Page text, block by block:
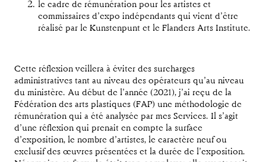
le cadre de rémunération pour les artistes et
commissaires d’expo indépendants qui vient d’être
réalisé par le Kunstenpunt et le Flanders Arts Institute.
Cette réflexion veillera à éviter des surcharges
administratives tant au niveau des opérateurs qu’au niveau
du ministère. Au début de l’année (2021), j’ai reçu de la
Fédération des arts plastiques (FAP) une méthodologie de
rémunération qui a été analysée par mes Services. Il s’agit
d’une réflexion qui prenait en compte la surface
d’exposition, le nombre d’artistes, le caractère neuf ou
exclusif des œuvres présentées et la durée de l’exposition.